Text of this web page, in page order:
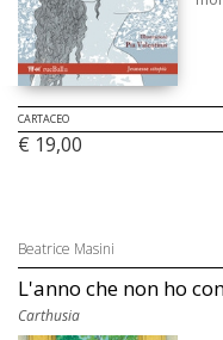
CARTACEO
€ 19,00
Beatrice Masini
L'anno che non ho
Carthusia